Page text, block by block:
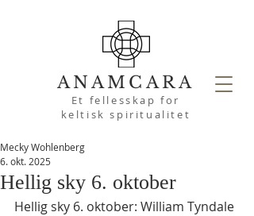
ANAMCARA
Et fellesskap for
keltisk spiritualitet
Hellig sky 6. oktober
Mecky Wohlenberg
6. okt. 2025
Hellig sky 6. oktober: William Tyndale